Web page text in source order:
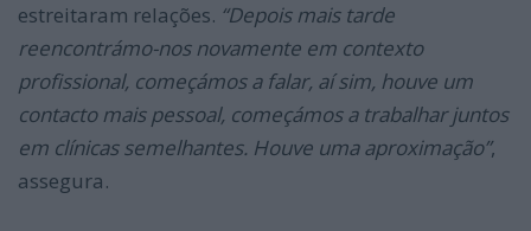
estreitaram relações. “Depois mais tarde
reencontrámo-nos novamente em contexto
profissional, começámos a falar, aí sim, houve um
contacto mais pessoal, começámos a trabalhar juntos
em clínicas semelhantes. Houve uma aproximação”,
assegura.